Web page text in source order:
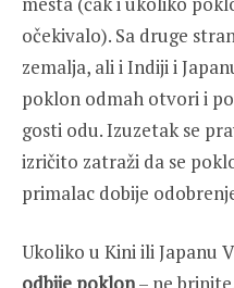
očekivalo). Sa druge
zemalja, ali i Indiji i
poklon odmah otvori i
gosti odu. Izuzetak se
izričito zatraži da se
primalac dobije
Ukoliko u Kini ili Japanu